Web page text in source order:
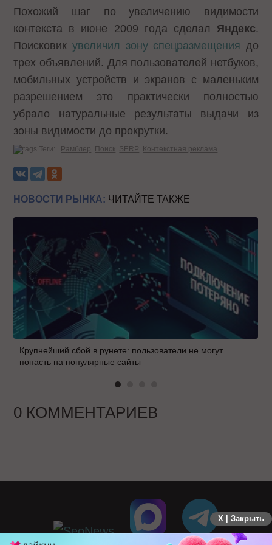
Похожий шаг по увеличению видимости
контекста в июне 2009 года сделал Яндекс.
Поисковик увеличил зону спецразмещения до
трех объявлений. Для пользователей нетбуков,
мобильных устройств и экранов с маленьким
разрешением это практически полностью
убрало натуральные результаты выдачи из
зоны видимости до прокрутки.
Теги: Рамблер Поиск SERP Контекстная реклама
НОВОСТИ РЫНКА: ЧИТАЙТЕ ТАКЖЕ
Крупнейший сбой в рунете: пользователи не могут
попасть на популярные сайты
0 КОММЕНТАРИЕВ
X | Закрыть